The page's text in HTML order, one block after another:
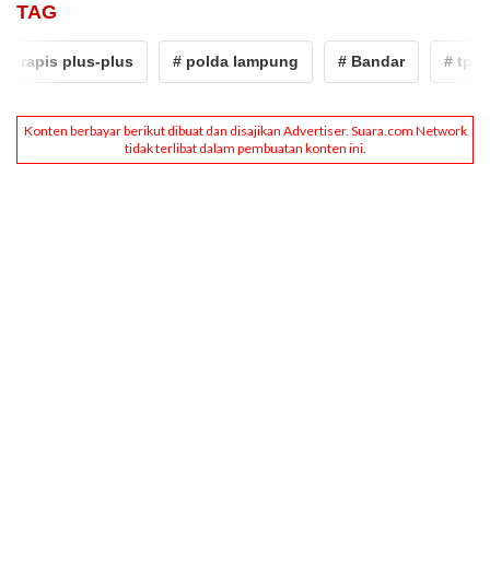
TAG
plus-plus # polda lampung # Bandar # tppo